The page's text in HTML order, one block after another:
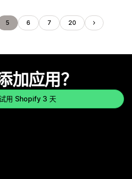
5 6 7 20
加应用？
用 Shopify 3 天